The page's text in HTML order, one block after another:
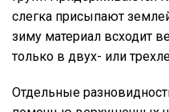
слегка присыпают
зиму материал всходит
только в двух- или
Отдельные